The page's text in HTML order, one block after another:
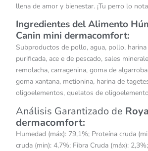
llena de amor y bienestar. ¡Tu perro lo
Ingredientes del Alimento
Canin mini dermacomfort:
Subproductos de pollo, agua, pollo,
purificada, ace e de pescado, sales
remolacha, carragenina, goma de
goma xantana, metionina, harina de
oligoelementos, quelatos de
Análisis Garantizado de
dermacomfort:
Humedad (máx): 79,1%; Proteína cruda
cruda (min): 4,7%; Fibra Cruda (máx):